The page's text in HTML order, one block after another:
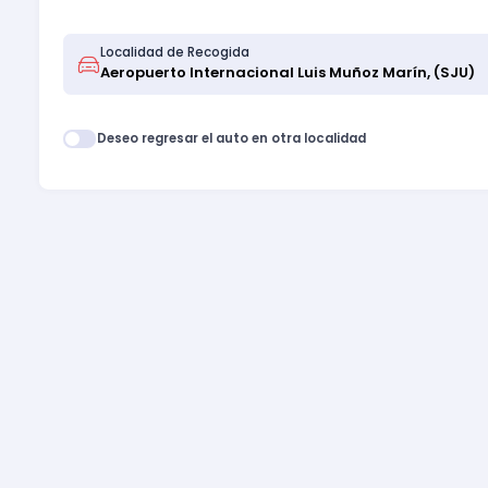
Localidad de Recogida
Deseo regresar el auto en otra localidad